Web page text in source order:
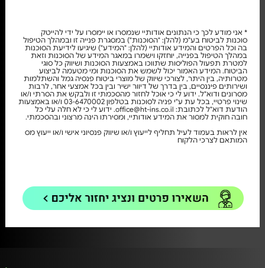
* אני מודע לכך כי הנתונים אודותיי שנמסרו או יימסרו על ידי להייטק
סוכנות לביטוח בע"מ (להלן: "הסוכנות") במסגרת פנייה זו ובמהלך הטיפול
בה וכל הפרטים והמידע אודותיי (להלן: "המידע") שיגיעו לידיעת הסוכנות
במהלך הטיפול בפנייה, יוחזקו וישמרו במאגר המידע של הסוכנות וזאת
למטרת תפעול הפוליסות שתווכו באמצעות הסוכנות ושיווק כל סוגי
הביטוח. המידע האמור יכול לשמש את הסוכנות ומי מטעמה לביצוע
מטרותיה, בין היתר, לצורכי שיווק של מוצרי ביטוח פנסיה גמל והשתלמות
ושירותים פיננסיים, בין בדרך של דיוור ישיר ובין בכל אמצעי אחר, לרבות
מסרונים ודוא"ל. ידוע לי כי אוכל לחזור מהסכמתי זו ולבקש את הסרתי ו/או
שינוי פרטיי, בכל עת ע"י פניה לסוכנות בטלפון 03-6470002 ו/או באמצעות
הודעת דוא"ל לכתובת: office@ht-ins.co.il. ידוע לי כי לא חלה עלי כל
חובה חוקית למסור את המידע אודותיי, ומסירתו הינה מרצוני ובהסכמתי.
אין לראות בעמוד לעיל תחליף לייעוץ ו/או שיווק פנסיוני אישי ו/או ייעוץ מס
המותאם לצרכי הלקוח